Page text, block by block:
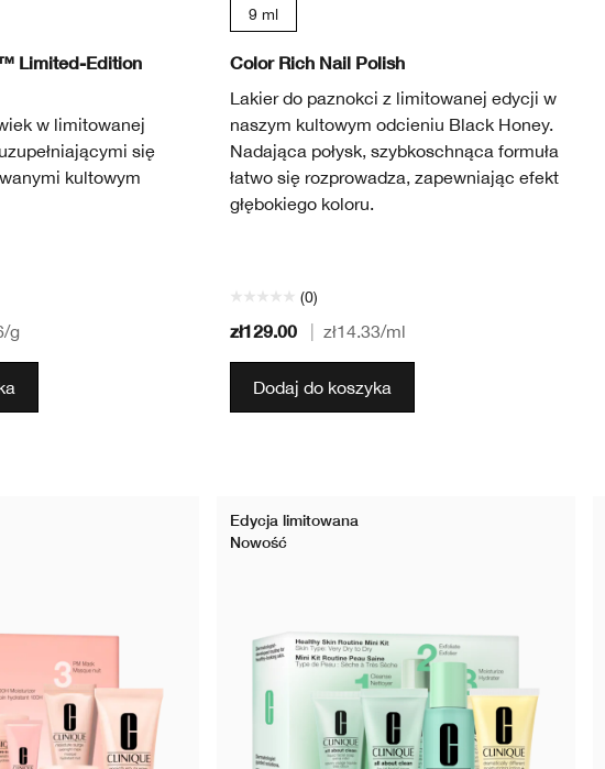
Limited-Edition
w limitowanej
się
kultowym
/g
9 ml
Color Rich Nail Polish
Lakier do paznokci z limitowanej edycji w
naszym kultowym odcieniu Black Honey.
Nadająca połysk, szybkoschnąca formuła
łatwo się rozprowadza, zapewniając efekt
głębokiego koloru.
(0)
zł129.00 zł14.33/ml
Dodaj do koszyka
Edycja limitowana
Nowość